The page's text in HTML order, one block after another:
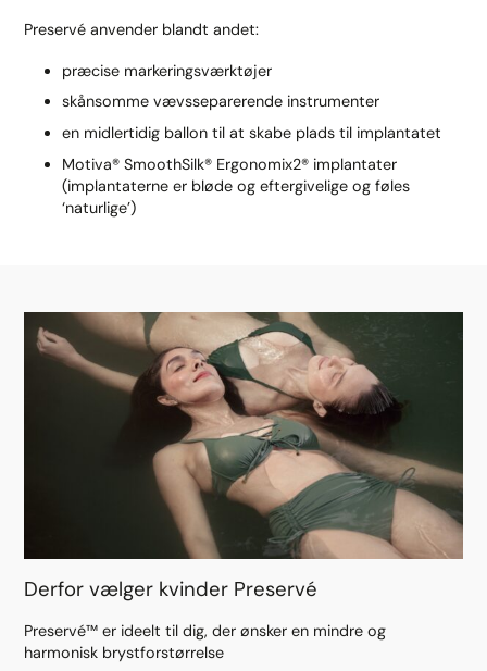
Preservé anvender blandt andet:
præcise markeringsværktøjer
skånsomme vævsseparerende instrumenter
en midlertidig ballon til at skabe plads til implantatet
Motiva® SmoothSilk® Ergonomix2® implantater
(implantaterne er bløde og eftergivelige og føles
‘naturlige’)
Derfor vælger kvinder Preservé
Preservé™ er ideelt til dig, der ønsker en mindre og
harmonisk brystforstørrelse